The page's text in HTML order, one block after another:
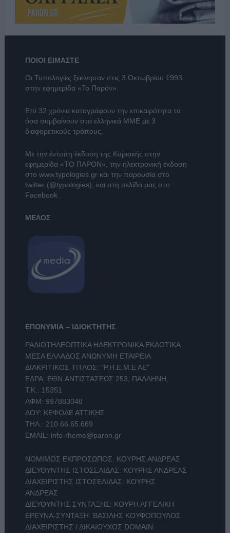
ΠΟΙΟΙ ΕΙΜΑΣΤΕ
Οι Τυπολογίες ξεκίνησαν στις 3 Οκτωβρίου 1993
στην εφημερίδα «Το Παρόν».
Επί 32 χρόνια καταγράφουν την επικαιρότητα τα
όσα συμβαίνουν στα ελληνικά ΜΜΕ με 3
διαφορετικούς τρόπους.
Με την έντυπη έκδοση της Κυριακής στην
εφημερίδα «ΤΟ ΠΑΡΟΝ», την ηλεκτρονική έκδοση
στο www.typologies.grκαι την παρουσία στο
twitter (@typologies), και στη σελίδα μας στο
Facebook .
ΜΕΛΟΣ
ΕΠΩΝΥΜΙΑ – ΙΔΙΟΚΤΗΤΗΣ
ΡΑΔΙΟΤΗΛΕΟΠΤΙΚΑ ΗΛΕΚΤΡΟΝΙΚΑ ΕΚΔΟΤΙΚΑ
ΜΕΣΑ ΕΛΛΑΔΟΣ ΑΝΩΝΥΜΗ ΕΤΑΙΡΕΙΑ
ΔΙΑΚΡΙΤΙΚΟΣ ΤΙΤΛΟΣ: "Ρ.Η.Ε.Μ.Ε ΑΕ"
ΕΔΡΑ: ΕΘΝ.ΑΝΤΙΣΤΑΣΕΩΣ 253, ΠΑΛΛΗΝΗ,
Τ.Κ.: 15351
ΑΦΜ: 997883048
ΔΟΥ: ΚΕΦΟΔΕ ΑΤΤΙΚΗΣ
ΤΗΛ.: 210 66.65.669
EMAIL: info-rheme@paron.gr
ΝΟΜΙΜΟΣ ΕΚΠΡΟΣΩΠΟΣ: ΚΟΥΡΗΣ ΑΝΔΡΕΑΣ
ΔΙΕΥΘΥΝΤΗΣ ΙΣΤΟΣΕΛΙΔΑΣ: ΚΟΥΡΗΣ ΑΝΔΡΕΑΣ
ΔΙΑΧΕΙΡΙΣΤΗΣ ΙΣΤΟΣΕΛΙΔΑΣ: ΚΟΥΡΗΣ
ΑΝΔΡΕΑΣ
ΔΙΕΥΘΥΝΤΗΣ ΣΥΝΤΑΞΗΣ: ΚΟΥΡΗ ΑΓΓΕΛΙΚΗ
ΕΡΕΥΝΑ-ΣΥΝΤΑΞΗ: ΒΑΣΙΛΗΣ ΚΟΥΦΟΠΟΥΛΟΣ
ΔΙΑΧΕΙΡΙΣΤΗΣ / ΔΙΚΑΙΟΥΧΟΣ DOMAIN: